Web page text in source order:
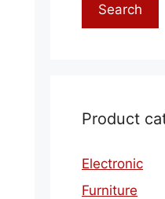
Search
Product
Electronic
Furniture